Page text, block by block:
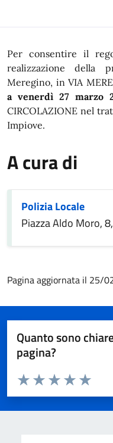
In dettaglio
Per consentire il
realizzazione della
Meregino, in VIA
a venerdì 27 marzo
CIRCOLAZIONE nel
Impiove.
A cura di
Polizia Locale
Piazza Aldo Moro,
Pagina aggiornata il 25/
Quanto sono
pagina?
Valuta da 1 a 5 stelle la
Valuta
Valuta 4
Valuta 3 stelle
Valuta 2 stelle su 5
Valuta 1 stelle su 5